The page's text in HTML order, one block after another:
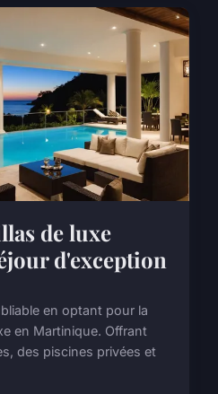
de luxe
d'exception
en optant pour la
en Martinique. Offrant
des piscines privées et